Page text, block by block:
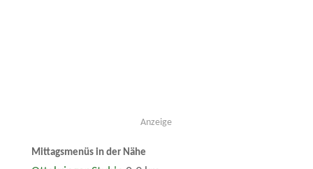
Anzeige
Mittagsmenüs in der Nähe